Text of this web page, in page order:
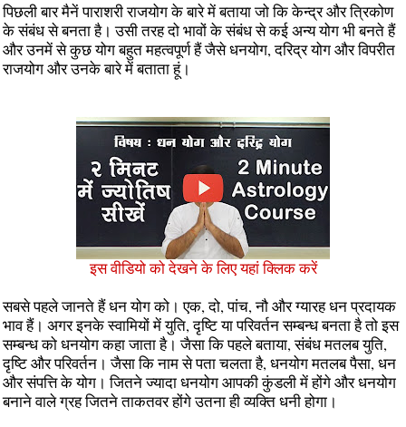
पिछली बार मैनें पाराशरी राजयोग के बारे में बताया जो कि केन्‍द्र और त्रिकोण
के संबंध से बनता है। उसी तरह दो भावों के संबंध से कई अन्‍य योग भी बनते हैं
और उनमें से कुछ योग बहुत महत्‍वपूर्ण हैं जैसे धनयोग, दरिद्र योग और विपरीत
राजयोग और उनके बारे में बताता हूं।
इस वीडियो को देखने के लिए यहां क्लिक करें
सबसे पहले जानते हैं धन योग को। एक, दो, पांच, नौ और ग्‍यारह धन प्रदायक
भाव हैं। अगर इनके स्‍वामियों में युति, दृष्टि या परिवर्तन सम्‍बन्‍ध बनता है तो इस
सम्‍बन्‍ध को धनयोग कहा जाता है। जैसा कि पहले बताया, संबंध मतलब युति,
दृष्टि और परिवर्तन। जैसा कि नाम से पता चलता है, धनयोग मतलब पैसा, धन
और सं‍पत्ति के योग। जितने ज्‍यादा धनयोग आपकी कुंडली में होंगे और धनयोग
बनाने वाले ग्रह जितने ताकतवर होंगे उतना ही व्‍यक्ति धनी होगा।